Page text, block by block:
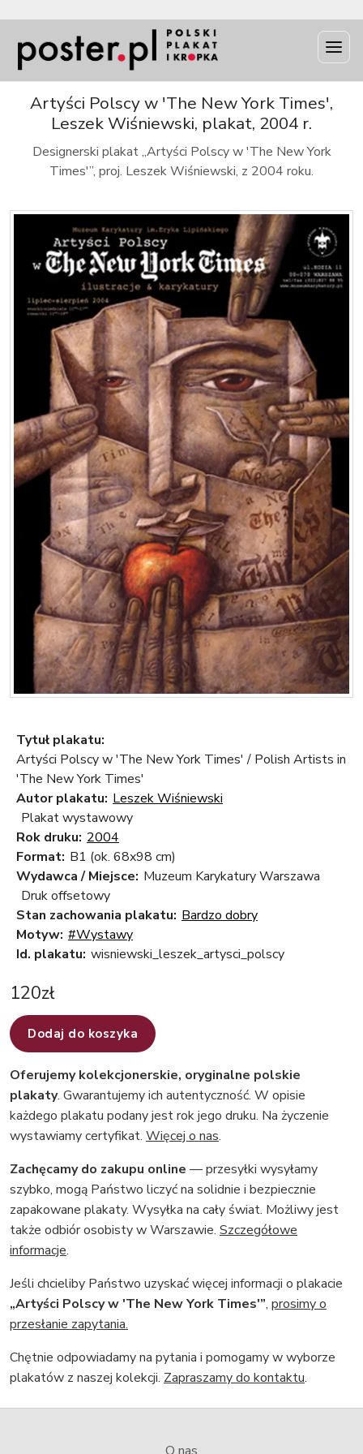
Artyści Polscy w 'The New York Times',
Leszek Wiśniewski, plakat, 2004 r.
Designerski plakat „Artyści Polscy w 'The New York
Times'”, proj. Leszek Wiśniewski, z 2004 roku.
Tytuł plakatu:
Artyści Polscy w 'The New York Times' / Polish Artists in
'The New York Times'
Autor plakatu: Leszek Wiśniewski
Plakat wystawowy
Rok druku: 2004
Format: B1 (ok. 68x98 cm)
Wydawca / Miejsce: Muzeum Karykatury Warszawa
Druk offsetowy
Stan zachowania plakatu: Bardzo dobry
Motyw: #Wystawy
Id. plakatu: wisniewski_leszek_artysci_polscy
120zł
Dodaj do koszyka
Oferujemy kolekcjonerskie, oryginalne polskie
plakaty. Gwarantujemy ich autentyczność. W opisie
każdego plakatu podany jest rok jego druku. Na życzenie
wystawiamy certyfikat. Więcej o nas.
Zachęcamy do zakupu online — przesyłki wysyłamy
szybko, mogą Państwo liczyć na solidnie i bezpiecznie
zapakowane plakaty. Wysyłka na cały świat. Możliwy jest
także odbiór osobisty w Warszawie. Szczegółowe
informacje.
Jeśli chcieliby Państwo uzyskać więcej informacji o plakacie
„Artyści Polscy w 'The New York Times'”, prosimy o
przesłanie zapytania.
Chętnie odpowiadamy na pytania i pomogamy w wyborze
plakatów z naszej kolekcji. Zapraszamy do kontaktu.